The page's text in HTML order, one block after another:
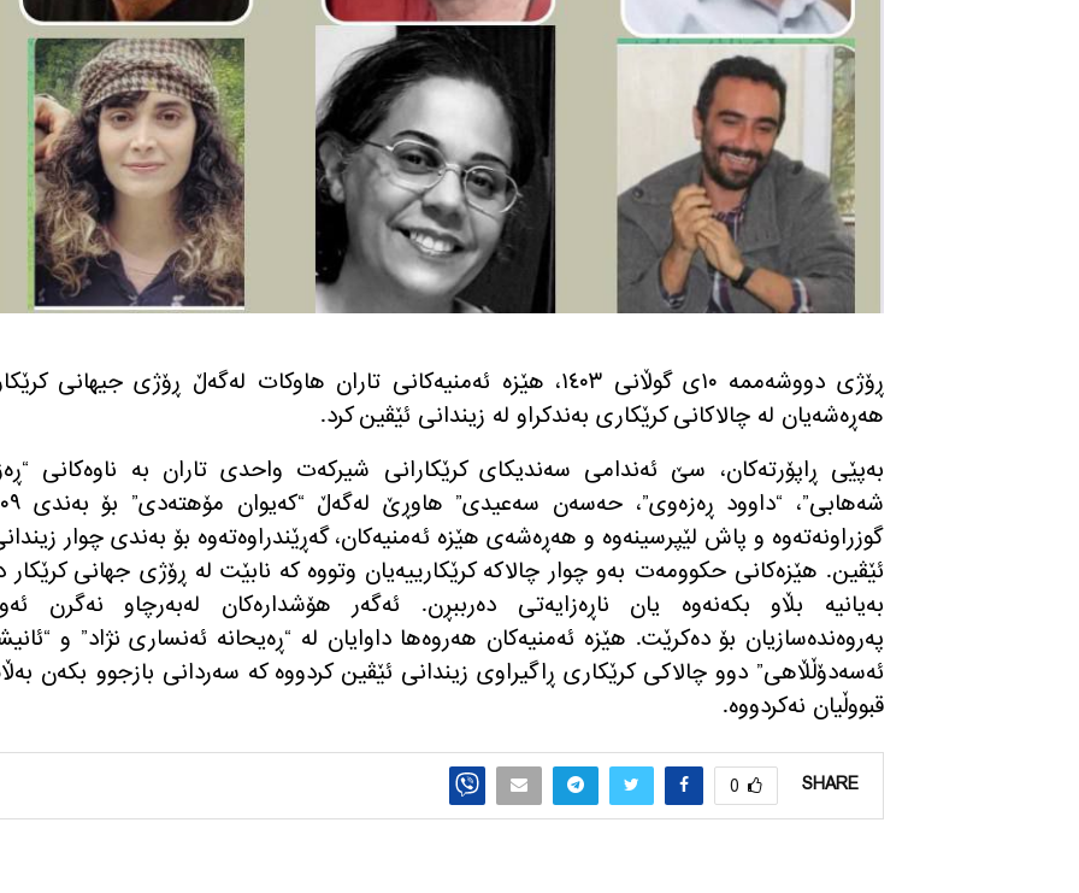
ڕۆژی دووشه‌ممه‌ ١٠ی گوڵانی ١٤٠٣، هێزه‌ ئه‌منیه‌كانی تاران هاوكات له‌گه‌ڵ ڕۆژی جیهانی
هه‌ڕه‌شه‌یان له‌ چالاكانی كرێكاری به‌ندكراو له‌ زیندانی ئێڤین كرد.
به‌پێی ڕاپۆرته‌كان، سێ ئه‌ندامی سه‌ندیكای كرێكارانی شیركه‌ت واحدی تاران به‌ ناوه‌كانی
شه‌هابی”، “داوود ڕه‌زه‌وی”، حه‌سه‌ن
گوزراونه‌ته‌‌وه‌ و پاش لێپرسینه‌وه‌ و هه‌ڕه‌شه‌ی هێزه‌ ئه‌منیه‌كان، گه‌ڕێندراوه‌ته‌وه‌ بۆ به‌ندی چوار
ئێڤین. هێزه‌كانی حكوومه‌ت به‌و چوار چالاكه‌ كرێكارییه‌یان وتووه‌ كه‌ نابێت له‌ ڕۆژی جهانی كرێكار
به‌یانیه‌ بڵاو بكه‌نه‌وه‌ یان ناڕه‌زایه‌تی ده‌رببڕن. ئه‌گه‌ر هۆشداره‌كان له‌به‌رچاو نه‌گرن
په‌روه‌نده‌سازیان بۆ ده‌كرێت. هێزه‌ ئه‌منیه‌كان هه‌روه‌ها داوایان له‌ “ڕه‌یحانه ئه‌نساری نژاد” و
ئه‌سه‌دۆڵڵاهی” دوو چالاكی كرێكاری ڕاگیراوی زیندانی ئێڤین كردووه‌ كه‌ سه‌ردانی بازجوو بكه‌ن
قبووڵیان نه‌كردووه‌.
SHARE
0